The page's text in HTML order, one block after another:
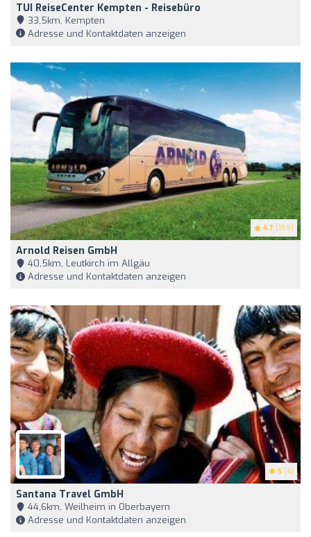
TUI ReiseCenter Kempten - Reisebüro
33,5km, Kempten
Adresse und Kontaktdaten anzeigen
4.7 (159)
Arnold Reisen GmbH
40,5km, Leutkirch im Allgäu
Adresse und Kontaktdaten anzeigen
5 (4)
Santana Travel GmbH
44,6km, Weilheim in Oberbayern
Adresse und Kontaktdaten anzeigen